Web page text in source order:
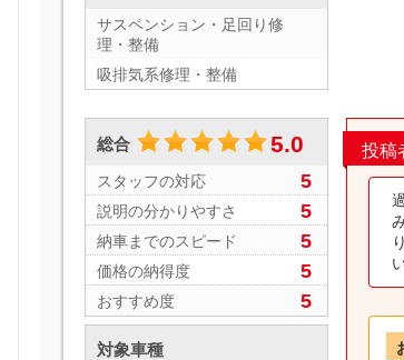
サスペンション・足回り修
理・整備
吸排気系修理・整備
総合 5.0
スタッフの対応 5
説明の分かりやすさ 5
納車までのスピード 5
価格の納得度 5
おすすめ度 5
対象車種
投稿